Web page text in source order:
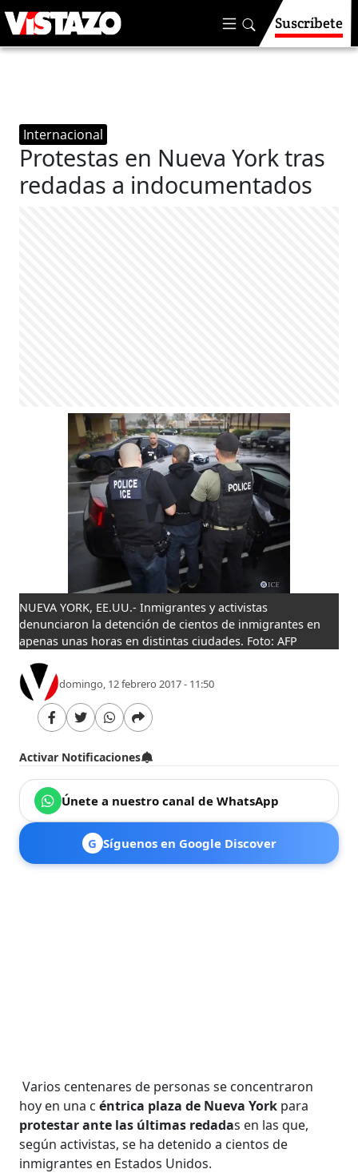
Suscríbete
Internacional
Protestas en Nueva York tras
redadas a indocumentados
NUEVA YORK, EE.UU.- Inmigrantes y activistas
denunciaron la detención de cientos de inmigrantes en
apenas unas horas en distintas ciudades. Foto: AFP
domingo, 12 febrero 2017 - 11:50
Activar Notificaciones
Únete a nuestro canal de WhatsApp
G Síguenos en Google Discover
Varios centenares de personas se concentraron
hoy en una céntrica plaza de Nueva York para
protestar ante las últimas redadas en las que,
según activistas, se ha detenido a cientos de
inmigrantes en Estados Unidos.